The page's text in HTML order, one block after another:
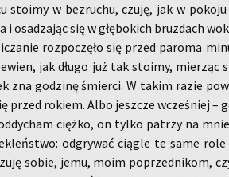
sto­imy w bez­ru­chu, czuję, jak w
i osa­dza­jąc się w głę­bo­kich bruz­dach
roz­po­czę­ło się przed pa­ro­ma
jak długo już tak sto­imy, mie­rząc
zna go­dzi­nę śmier­ci. W takim razie
przed ro­kiem. Albo jesz­cze wcze­śniej –
cięż­ko, on tylko pa­trzy na
od­gry­wać cią­gle te same
sobie, jemu, moim po­przed­ni­kom,